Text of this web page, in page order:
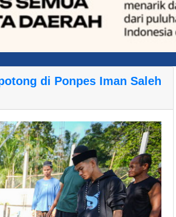
di Ponpes Iman Saleh